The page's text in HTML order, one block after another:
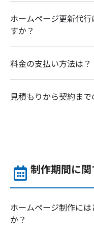
ホームページ更新代
すか？
料金の支払い方法は？
見積もりから契約まで
制作期間に
ホームページ制作に
か？